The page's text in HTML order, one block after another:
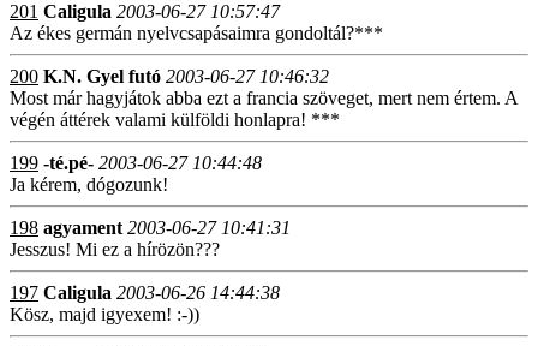
201 Caligula 2003-06-27 10:57:47
Az ékes germán nyelvcsapásaimra gondoltál?***
200 K.N. Gyel futó 2003-06-27 10:46:32
Most már hagyjátok abba ezt a francia szöveget, mert nem értem. A
végén áttérek valami külföldi honlapra! ***
199 -té.pé- 2003-06-27 10:44:48
Ja kérem, dógozunk!
198 agyament 2003-06-27 10:41:31
Jesszus! Mi ez a hírözön???
197 Caligula 2003-06-26 14:44:38
Kösz, majd igyexem! :-))